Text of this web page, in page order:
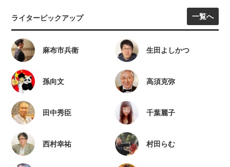
ライターピックアップ 一覧へ
麻布市兵衛 生田よしかつ
孫向文 高須克弥
田中秀臣 千葉麗子
西村幸祐 村田らむ